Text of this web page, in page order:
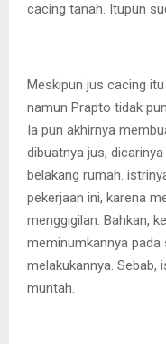
cacing tanah. Itupun
Meskipun jus cacing
namun Prapto tidak
Ia pun akhirnya
dibuatnya jus,
belakang rumah.
pekerjaan ini, karena
menggigilan. Bahkan,
meminumkannya pada
melakukannya. Sebab,
muntah.